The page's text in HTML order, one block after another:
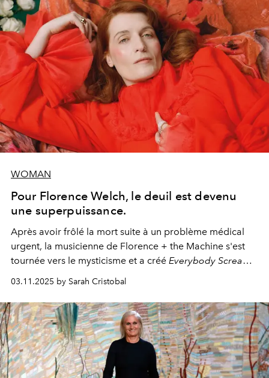
WOMAN
Pour Florence Welch, le deuil est devenu
une superpuissance.
Après avoir frôlé la mort suite à un problème médical
urgent, la musicienne de Florence + the Machine s'est
tournée vers le mysticisme et a créé Everybody Scream
03.11.2025 by Sarah Cristobal